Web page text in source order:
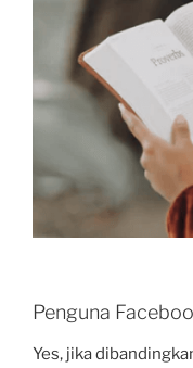
Penguna
Yes, jika